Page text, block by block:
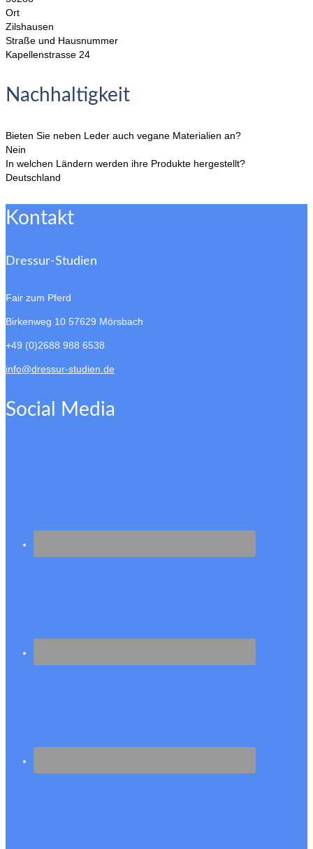
Ort
Zilshausen
Straße und Hausnummer
Kapellenstrasse 24
Nachhaltigkeit
Bieten Sie neben Leder auch vegane Materialien an?
Nein
In welchen Ländern werden ihre Produkte hergestellt?
Deutschland
Kontakt
Dressur-Studien
Fair zum Pferd
Birkenweg 10 57629 Mörsbach
+49 (0)2688 988 6538
info@dressur-studien.de
Social Media